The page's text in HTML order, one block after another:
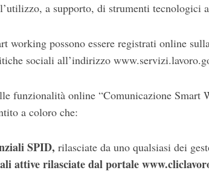
a supporto, di strumenti tecnologici
working possono essere registrati online
sociali all’indirizzo
funzionalità online “Comunicazione Smart
a coloro che:
SPID, rilasciate da uno qualsiasi dei
attive rilasciate dal portale